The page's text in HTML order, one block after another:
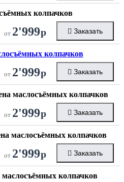
колпачков
от 2'999р Заказать
колпачков
от 2'999р Заказать
маслосъёмных колпачков
от 2'999р Заказать
маслосъёмных колпачков
от 2'999р Заказать
маслосъёмных колпачков